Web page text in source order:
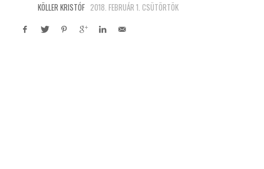
KÖLLER KRISTÓF 2018. FEBRUÁR 1. CSÜTÖRTÖK